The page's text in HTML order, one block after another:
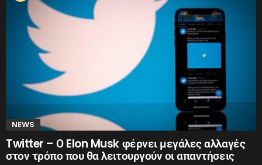
NEWS
Twitter – Ο Elon Musk φέρνει μεγάλες αλλαγές
στον τρόπο που θα λειτουργούν οι απαντήσεις